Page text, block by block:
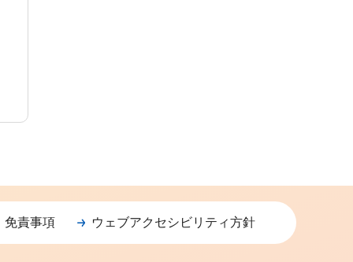
免責事項 ウェブアクセシビリティ方針